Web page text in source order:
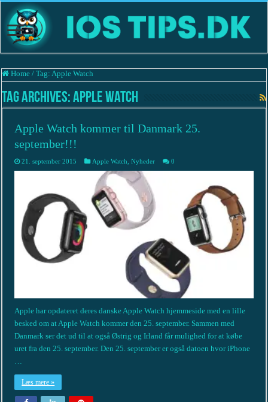
Home / Tag:Apple Watch
Tag Archives:Apple Watch
Apple Watch kommer til Danmark 25.
september!!!
21. september 2015 Apple Watch ,Nyheder 0
Apple har opdateret deres danske Apple Watch hjemmeside med en lille
besked om at Apple Watch kommer den 25. september. Sammen med
Danmark ser det ud til at også Østrig og Irland får mulighed for at købe
uret fra den 25. september. Den 25. september er også datoen hvor iPhone
Læs mere »